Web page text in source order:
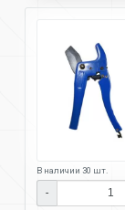
В наличии 30 шт.
-